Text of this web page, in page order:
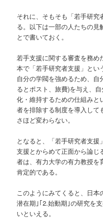
それに、そもそも「若手研
る。以下は一部の人たちの見
とで書いておく。
若手支援に関する審査を務め
本で「若手研究者支援」と
自分の学閥を強めるため、自
るとポスト、旅費)を与え、
化・維持するための仕組み
者を排除する制度を導入して
さほど変わらない。
となると、「若手研究者支
支援とからめて正面から論
者は、有力大学の有力教授を
肯定的である。
このようにみてくると、日
潜在期｣｢2.始動期｣の研究を
いといえる。